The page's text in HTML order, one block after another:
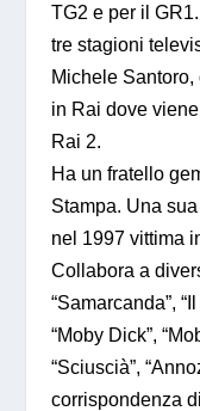
TG2 e per il
tre stagioni
Michele
in Rai dove
Rai 2.
Ha un fratello
Stampa. Una
nel 1997 vittima
Collabora a
“Samarcanda”,
“Moby Dick”,
“Sciuscià”,
corrispondenza